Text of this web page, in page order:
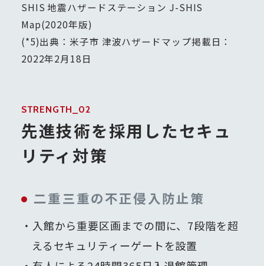
SHIS 地震ハザードステーション J-SHIS
Map(2020年版)
(*5)出典：米子市 津波ハザードマップ掲載日：
2022年2月18日
STRENGTH_02
先進技術を採用したセキュ
リティ対策
二重三重の不正侵入防止策
入館から重要区画までの間に、7段階を超
えるセキュリティーゲートを設置